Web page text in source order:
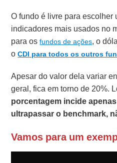
O fundo é livre para escolher
indicadores mais usados no
para osfundos de ações, o
oCDI para todos os outros
Apesar do valor dela variar
geral, fica em torno de 20%.
porcentagem incide
ultrapassar o benchmark,
Vamos para um